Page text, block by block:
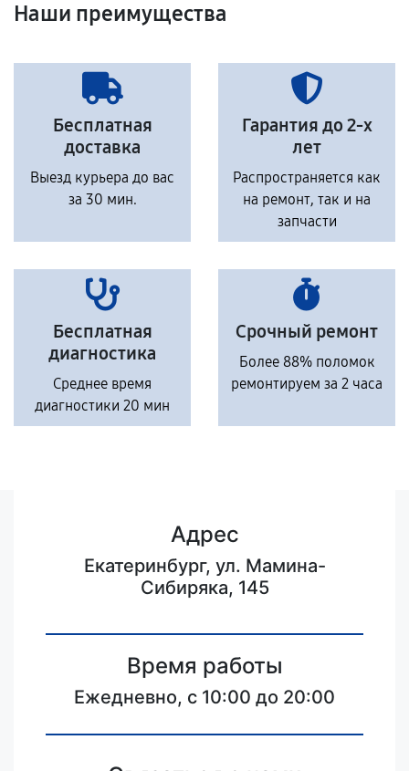
Наши преимущества
Бесплатная
доставка
Выезд курьера до вас
за 30 мин.
Гарантия до 2-х
лет
Распространяется как
на ремонт, так и на
запчасти
Бесплатная
диагностика
Среднее время
диагностики 20 мин
Срочный ремонт
Более 88% поломок
ремонтируем за 2 часа
Адрес
Екатеринбург, ул. Мамина-
Сибиряка, 145
Время работы
Ежедневно, с 10:00 до 20:00